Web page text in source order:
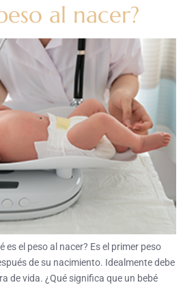
al nacer?
es el peso al nacer? Es el primer peso
de su nacimiento. Idealmente debe
de vida. ¿Qué significa que un bebé